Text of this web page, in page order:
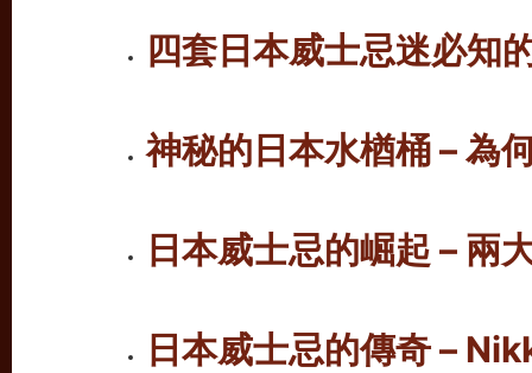
四套日本威士忌迷必知
神秘的日本水楢桶 – 為
日本威士忌的崛起 – 兩
日本威士忌的傳奇 –